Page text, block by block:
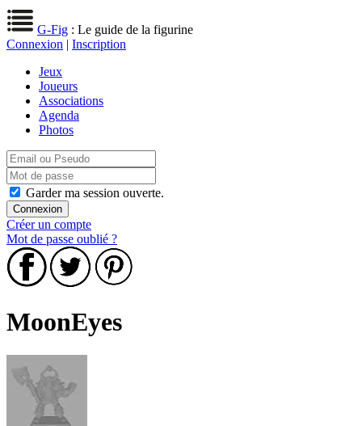
G-Fig : Le guide de la figurine
Connexion | Inscription
Jeux
Joueurs
Associations
Agenda
Photos
Garder ma session ouverte.
Créer un compte
Mot de passe oublié ?
MoonEyes